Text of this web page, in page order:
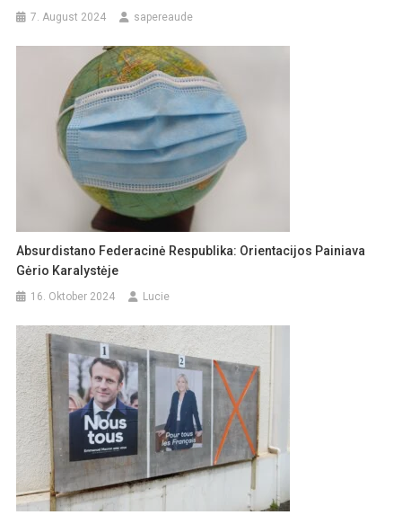
7. August 2024 sapereaude
Absurdistano Federacinė Respublika: Orientacijos Painiava
Gėrio Karalystėje
16. Oktober 2024 Lucie